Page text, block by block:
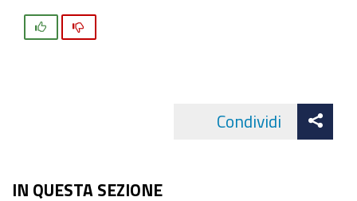
Condividi
IN QUESTA SEZIONE